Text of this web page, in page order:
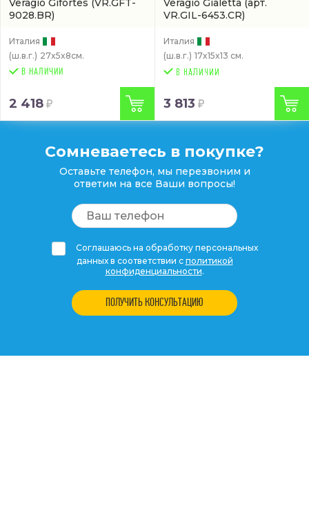
Veragio Gifortes (VR.GFT-
9028.BR)
Италия
(ш.в.г.) 27x5x8см.
В НАЛИЧИИ
2 418
Veragio Gialetta (арт.
VR.GIL-6453.CR)
Италия
(ш.в.г.) 17x15x13 см.
3 813
Сомневаетесь в покупке?
Оставьте телефон, мы перезвоним и
ответим на все Ваши вопросы!
Соглашаюсь на обработку персональных
данных в соответствии с политикой
конфиденциальности.
ПОЛУЧИТЬ КОНСУЛЬТАЦИЮ